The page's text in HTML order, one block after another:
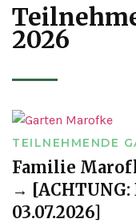
2026
TEILNEHMENDE
Familie
→ [ACHTUNG:
03.07.2026]